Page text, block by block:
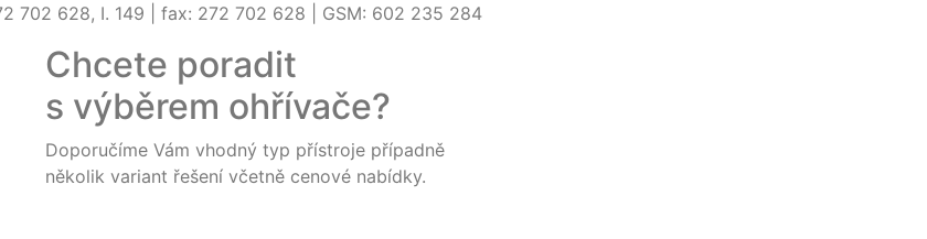
702 628, I. 149 | fax: 272 702 628 | GSM: 602 235 284
Chcete poradit
s výběrem ohřívače?
Doporučíme Vám vhodný typ přístroje případně
několik variant řešení včetně cenové nabídky.